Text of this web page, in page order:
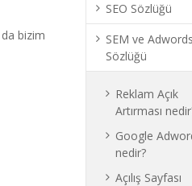
da bizim
SEO Sözlüğü
SEM ve Adwords
Sözlüğü
Reklam Açık
Artırması
Google
nedir?
Açılış Sayfası